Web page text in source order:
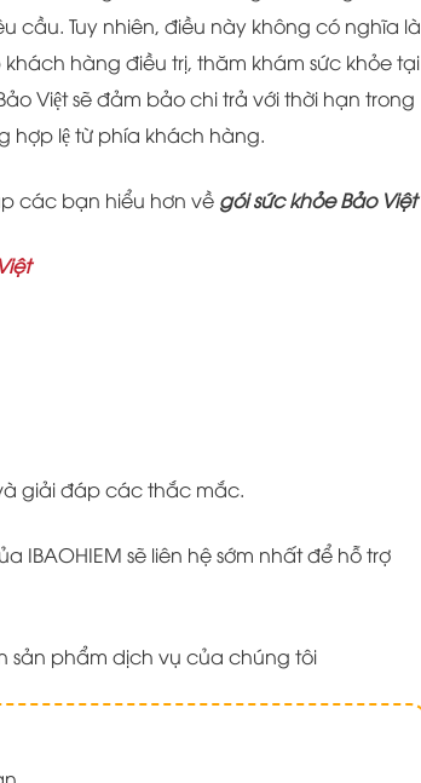
cầu. Tuy nhiên, điều này không có nghĩa là
hàng điều trị, thăm khám sức khỏe tại
Việt sẽ đảm bảo chi trả với thời hạn trong
hợp lệ từ phía khách hàng.
các bạn hiểu hơn về gói sức khỏe Bảo Việt
và giải đáp các thắc mắc.
sẽ liên hệ sớm nhất để hỗ trợ
sản phẩm dịch vụ của chúng tôi